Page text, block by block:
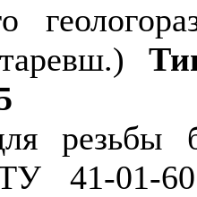
резьбы
41-01-